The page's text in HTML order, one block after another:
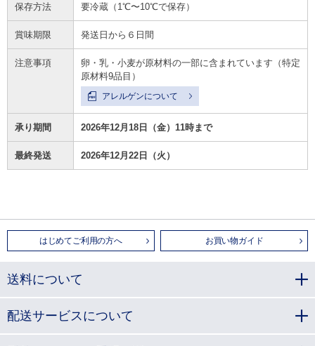
保存方法 要冷蔵（1℃〜10℃で保存）
賞味期限 発送日から６日間
注意事項
卵・乳・小麦が原材料の一部に含まれています（特定
原材料9品目）
アレルゲンについて
承り期間 2026年12月18日（金）11時まで
最終発送 2026年12月22日（火）
はじめてご利用の方へ お買い物ガイド
送料について
配送サービスについて